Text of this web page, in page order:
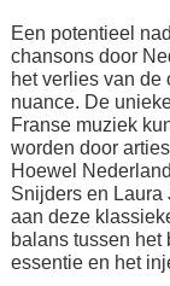
Een potentieel
chansons door
het verlies van
nuance. De
Franse muziek
worden door
Hoewel
Snijders en Laura
aan deze
balans tussen
essentie en het